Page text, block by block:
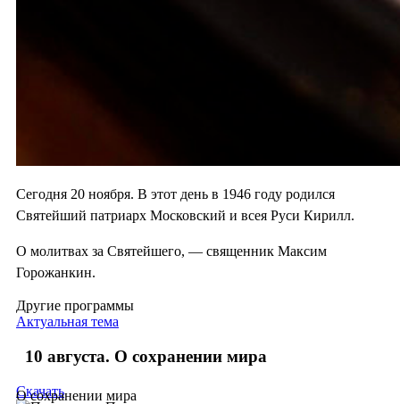
Сегодня 20 ноября. В этот день в 1946 году родился
Святейший патриарх Московский и всея Руси Кирилл.
О молитвах за Святейшего, — священник Максим
Горожанкин.
Другие программы
Актуальная тема
10 августа. О сохранении мира
О сохранении мира
Скачать